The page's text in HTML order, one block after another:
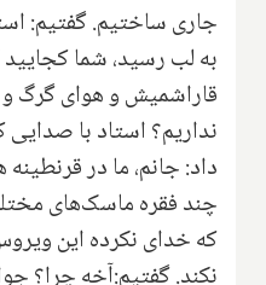
جاری ساختیم. گفتیم:
به لب رسید، شما
قاراشمیش و هوای گرگ
نداریم؟ استاد با
داد: جانم، ما در
چند فقره ماسک‌های
که خدای نکرده این